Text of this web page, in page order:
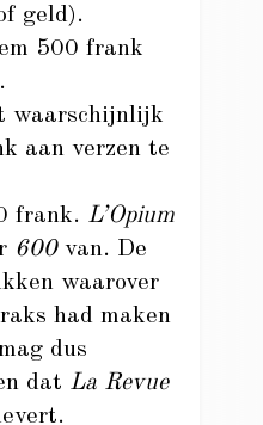
geld).
500 frank
waarschijnlijk
aan verzen te
frank. L’Opium
600van. De
waarover
had maken
dus
dat La Revue